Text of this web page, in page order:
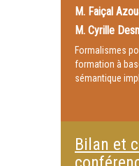
M. Faiçal
M. Cyrille
Formalismes
formation à
sémantique
Bilan et